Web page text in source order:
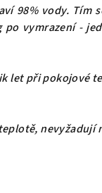
98% vody. Tím
vymrazení -
let při pokojové
nevyžadují